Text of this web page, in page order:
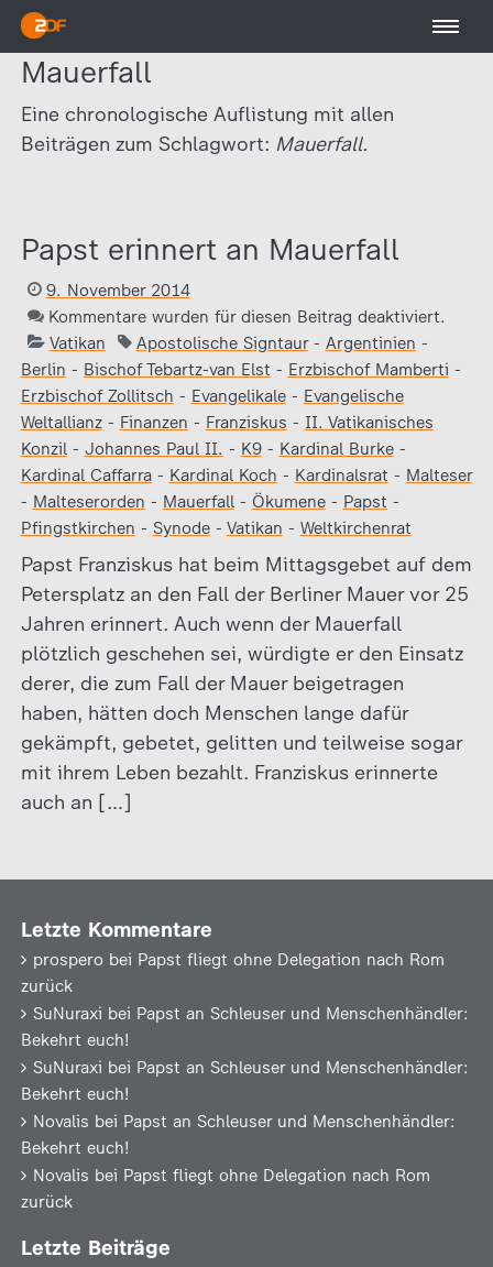
Mauerfall
Eine chronologische Auflistung mit allen
Beiträgen zum Schlagwort: Mauerfall.
Papst erinnert an Mauerfall
9. November 2014
Kommentare wurden für diesen Beitrag deaktiviert.
Vatikan
Apostolische Signtaur- Argentinien -
Berlin - Bischof Tebartz-van Elst - Erzbischof Mamberti -
Erzbischof Zollitsch - Evangelikale- Evangelische
Weltallianz- Finanzen - Franziskus - II. Vatikanisches
Konzil- Johannes Paul II. - K9- Kardinal Burke-
Kardinal Caffarra- Kardinal Koch - Kardinalsrat - Malteser
- Malteserorden - Mauerfall- Ökumene- Papst -
Pfingstkirchen - Synode- Vatikan - Weltkirchenrat
Papst Franziskus hat beim Mittagsgebet auf dem
Petersplatz an den Fall der Berliner Mauer vor 25
Jahren erinnert. Auch wenn der Mauerfall
plötzlich geschehen sei, würdigte er den Einsatz
derer, die zum Fall der Mauer beigetragen
haben, hätten doch Menschen lange dafür
gekämpft, gebetet, gelitten und teilweise sogar
mit ihrem Leben bezahlt. Franziskus erinnerte
auch an […]
Letzte Kommentare
prospero bei Papst fliegt ohne Delegation nach Rom
zurück
SuNuraxi bei Papst an Schleuser und Menschenhändler:
Bekehrt euch!
SuNuraxi bei Papst an Schleuser und Menschenhändler:
Bekehrt euch!
Novalis bei Papst an Schleuser und Menschenhändler:
Bekehrt euch!
Novalis bei Papst fliegt ohne Delegation nach Rom
zurück
Letzte Beiträge